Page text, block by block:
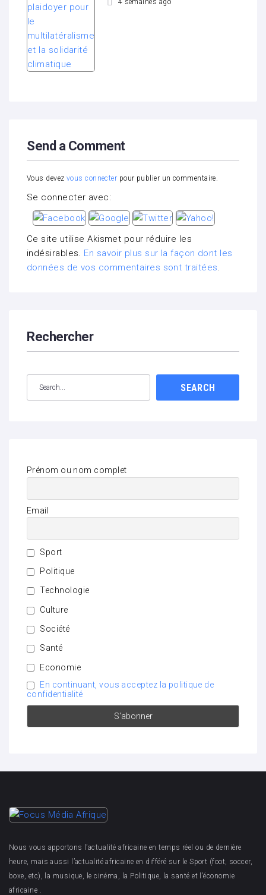
4 semaines ago
Send a Comment
Vous devez vous connecter pour publier un commentaire.
Se connecter avec:
Ce site utilise Akismet pour réduire les
indésirables. En savoir plus sur la façon dont les
données de vos commentaires sont traitées.
Rechercher
SEARCH
Prénom ou nom complet
Email
Sport
Politique
Technologie
Culture
Société
Santé
Economie
En continuant, vous acceptez la politique de
confidentialité
Nous vous apportons l’actualité africaine en temps réel ou de dernière
heure, mais aussi l’actualité africaine en différé sur le Sport (foot, soccer,
boxe, etc), la musique, le cinéma, la Politique, la santé et l’économie
africaine .